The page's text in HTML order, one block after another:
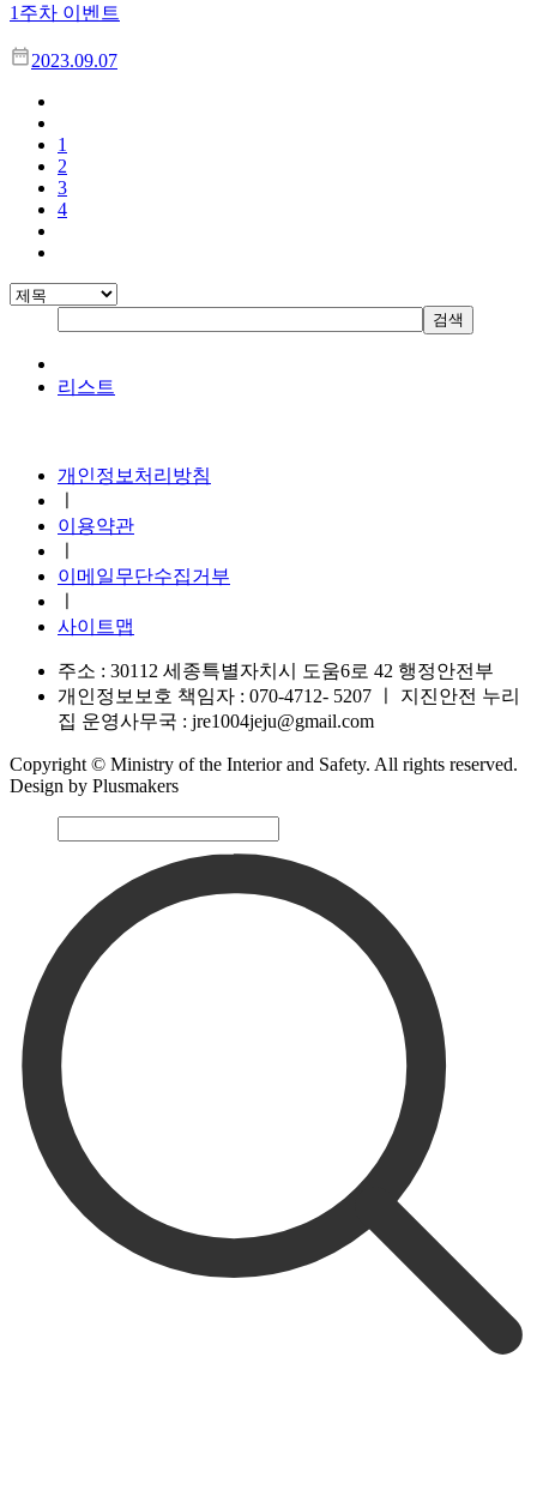
1주차 이벤트
2023.09.07
1
2
3
4
리스트
개인정보처리방침
이용약관
이메일무단수집거부
사이트맵
주소 : 30112 세종특별자치시 도움6로 42 행정안전부
개인정보보호 책임자 : 070-4712- 5207
지진안전 누리
집 운영사무국 : jre1004jeju@gmail.com
Copyright © Ministry of the Interior and Safety. All rights reserved.
Design by Plusmakers